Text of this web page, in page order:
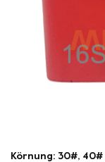
Körnung: 30#, 40#